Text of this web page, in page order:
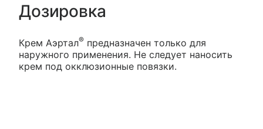
Дозировка
Крем Аэртал® предназначен только для
наружного применения. Не следует наносить
крем под окклюзионные повязки.